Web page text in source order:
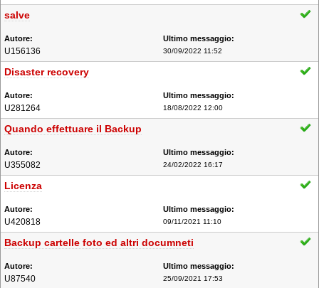
salve
U156136 30/09/2022 11:52
Disaster recovery
U281264 18/08/2022 12:00
Quando effettuare il Backup
U355082 24/02/2022 16:17
Licenza
U420818 09/11/2021 11:10
Backup cartelle foto ed altri documneti
U87540 25/09/2021 17:53